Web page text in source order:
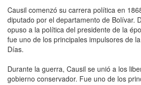
Causil comenzó su carrera política en
diputado por el departamento de Bolívar.
opuso a la política del presidente de la
fue uno de los principales impulsores de
Días.
Durante la guerra, Causil se unió a los
gobierno conservador. Fue uno de los